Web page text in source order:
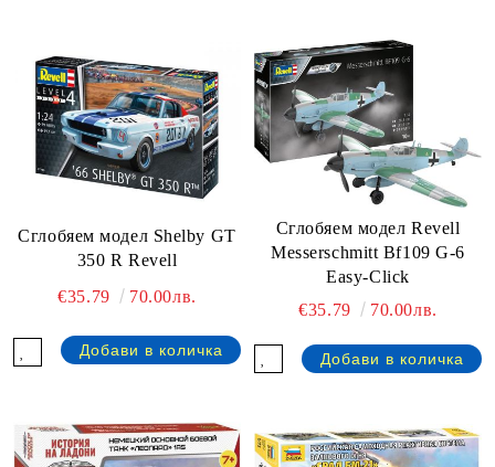
Сглобяем модел Shelby GT
350 R Revell
€35.79
70.00лв.
Сглобяем модел Revell
Messerschmitt Bf109 G-6
Easy-Click
€35.79
70.00лв.